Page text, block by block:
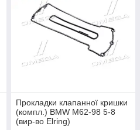
Прокладки клапанної кришки
(компл.) BMW M62-98 5-8
(вир-во Elring)